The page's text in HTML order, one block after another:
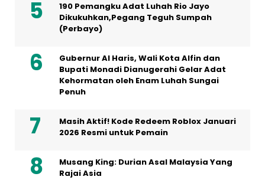
190 Pemangku Adat Luhah Rio Jayo
Dikukuhkan,Pegang Teguh Sumpah
(Perbayo)
Gubernur Al Haris, Wali Kota Alfin dan
Bupati Monadi Dianugerahi Gelar Adat
Kehormatan oleh Enam Luhah Sungai
Penuh
Masih Aktif! Kode Redeem Roblox Januari
2026 Resmi untuk Pemain
Musang King: Durian Asal Malaysia Yang
Rajai Asia